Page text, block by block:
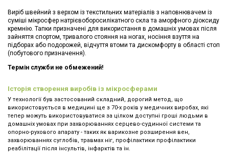
Виріб швейний з верхом із текстильних матеріалів з наповнювачем із
суміші мікросфер натрієвоборосилікатного скла та аморфного діоксиду
кремнію. Тапки призначені для використання в домашніх умовах після
зайняття спортом, тривалого стояння на ногах, носіння взуття на
підборах або подорожей, відчуття втоми та дискомфорту в області стоп
(побутового призначення).
Термін служби не обмежений!
Історія створення виробів із мікросферами
У технології був застосований складний, дорогий метод, що
використовується в медицині ще з 70-х років у медичних виробах, які
тепер можуть використовуватися за цілком доступні гроші людьми в
домашніх умовах при захворюваннях серцево-судинної системи та
опорно-рухового апарату - таких як варикозне розширення вен,
захворюваннях суглобів, травмах ніг, профілактики профілактики
реабілітації після інсультів, інфарктів та ін.